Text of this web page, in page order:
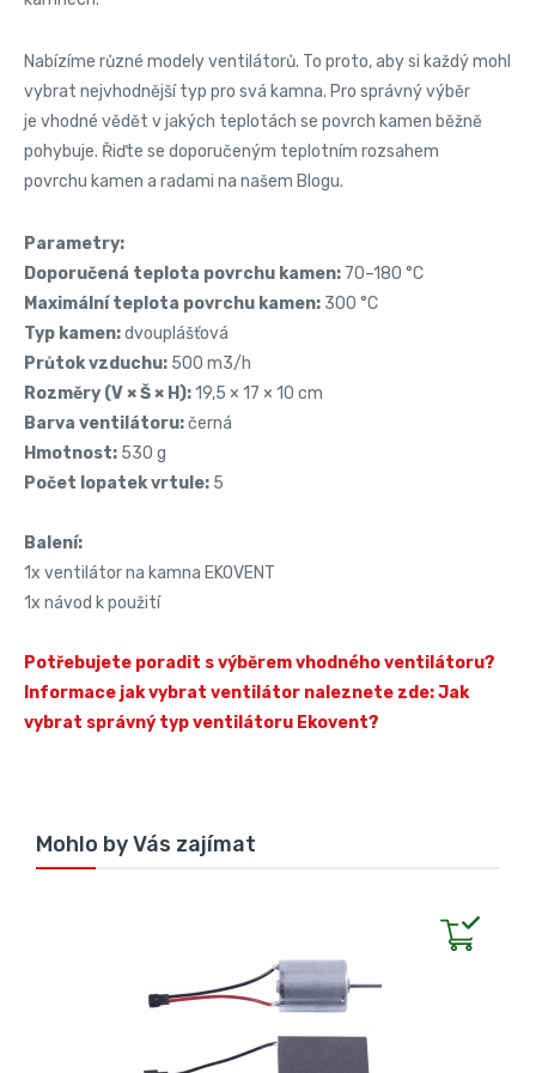
Nabízíme různé modely ventilátorů. To proto, aby si každý mohl
vybrat nejvhodnější typ pro svá kamna. Pro správný výběr
je vhodné vědět v jakých teplotách se povrch kamen běžně
pohybuje. Řiďte se doporučeným teplotním rozsahem
povrchu kamen a radami na našem Blogu.
Parametry:
Doporučená teplota povrchu kamen: 70–180 °C
Maximální teplota povrchu kamen: 300 °C
Typ kamen:dvouplášťová
Průtok vzduchu: 500 m3/h
Rozměry (V × Š × H):19,5 × 17 × 10 cm
Barva ventilátoru:černá
Hmotnost: 530 g
Počet lopatek vrtule: 5
Balení:
1x ventilátor na kamna EKOVENT
1x návod k použití
Potřebujete poradit s výběrem vhodného ventilátoru?
Informace jak vybrat ventilátor naleznete zde: Jak
vybrat správný typ ventilátoru Ekovent?
Mohlo by Vás zajímat